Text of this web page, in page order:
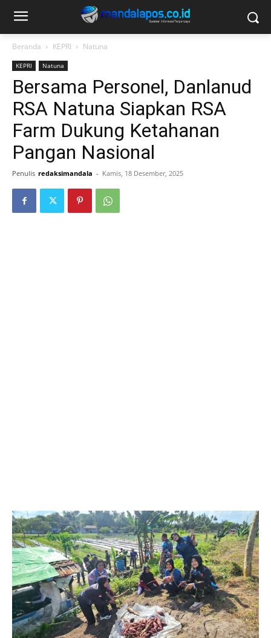
Beranda KEPRI Natuna
KEPRI Natuna
Bersama Personel, Danlanud
RSA Natuna Siapkan RSA
Farm Dukung Ketahanan
Pangan Nasional
Penulis redaksimandala - Kamis, 18 Desember, 2025